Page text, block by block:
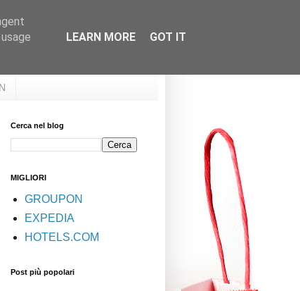
Cerca nel blog
MIGLIORI
GROUPON
EXPEDIA
HOTELS.COM
Post più popolari
LEARN MORE GOT IT